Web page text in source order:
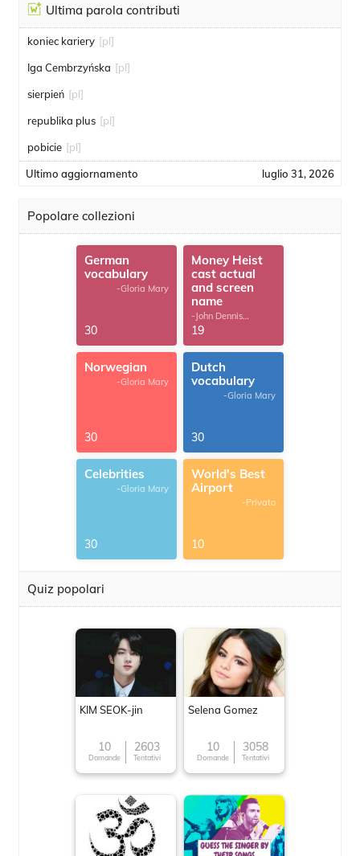
Ultima parola contributi
koniec kariery [pl]
Iga Cembrzyńska [pl]
sierpień [pl]
republika plus [pl]
pobicie [pl]
Ultimo aggiornamento luglio 31, 2026
Popolare collezioni
German
vocabulary
-Gloria Mary
30
Money Heist
cast actual
and screen
name
-John Dennis
G.Thomas
19
Norwegian
-Gloria Mary
30
Dutch
vocabulary
-Gloria Mary
30
Celebrities
-Gloria Mary
30
World's Best
Airport
-Privato
10
Quiz popolari
KIM SEOK-jin
10
Domande
2603
Tentativi
Selena Gomez
10
Domande
3058
Tentativi